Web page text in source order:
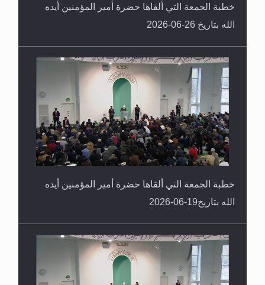
خطبة الجمعة التي ألقاها حضرة أمير المؤمنين أيده
الله بتاريخ 26-06-2026
خطبة الجمعة التي ألقاها حضرة أمير المؤمنين أيده
الله بتاريخ19-06-2026